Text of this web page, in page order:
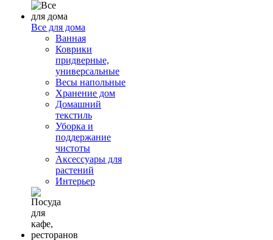
Все для дома
Ванная
Коврики
придверные,
универсальные
Весы напольные
Хранение дом
Домашний
текстиль
Уборка и
поддержание
чистоты
Аксессуары для
растений
Интерьер